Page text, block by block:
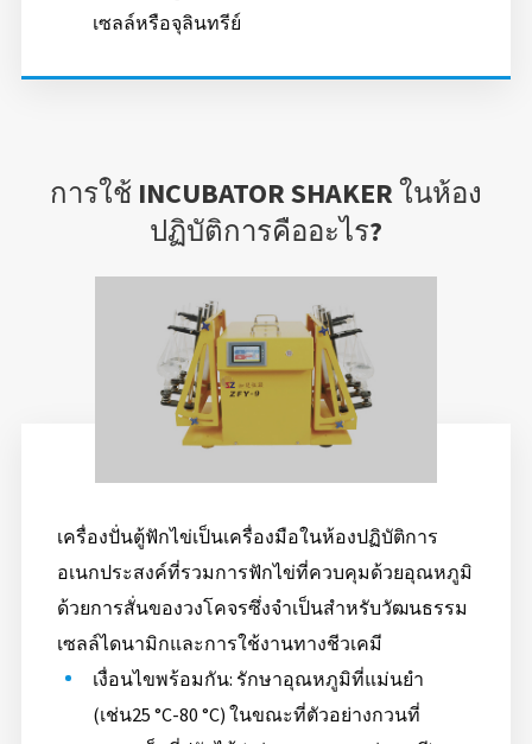
เซลล์หรือจุลินทรีย์
การใช้ INCUBATOR SHAKER ในห้อง
ปฏิบัติการคืออะไร?
เครื่องปั่นตู้ฟักไข่เป็นเครื่องมือในห้องปฏิบัติการ
อเนกประสงค์ที่รวมการฟักไข่ที่ควบคุมด้วยอุณหภูมิ
ด้วยการสั่นของวงโคจรซึ่งจำเป็นสำหรับวัฒนธรรม
เซลล์ไดนามิกและการใช้งานทางชีวเคมี
เงื่อนไขพร้อมกัน: รักษาอุณหภูมิที่แม่นยำ
(เช่น25 °C-80 °C) ในขณะที่ตัวอย่างกวนที่